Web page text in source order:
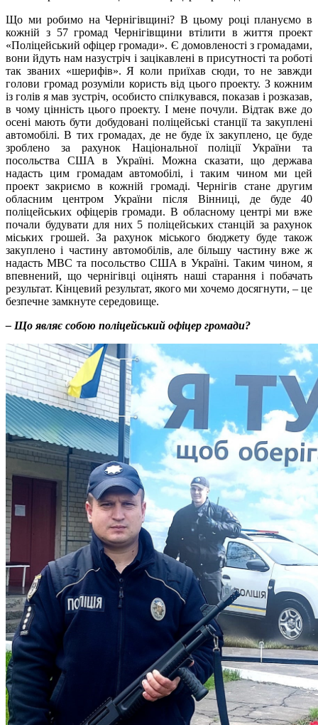
Що ми робимо на Чернігівщині? В цьому році плануємо в
кожній з 57 громад Чернігівщини втілити в життя проект
«Поліцейський офіцер громади». Є домовленості з громадами,
вони йдуть нам назустріч і зацікавлені в присутності та роботі
так званих «шерифів». Я коли приїхав сюди, то не завжди
голови громад розуміли користь від цього проекту. З кожним
із голів я мав зустріч, особисто спілкувався, показав і розказав,
в чому цінність цього проекту. І мене почули. Відтак вже до
осені мають бути добудовані поліцейські станції та закуплені
автомобілі. В тих громадах, де не буде їх закуплено, це буде
зроблено за рахунок Національної поліції України та
посольства США в Україні. Можна сказати, що держава
надасть цим громадам автомобілі, і таким чином ми цей
проект закриємо в кожній громаді. Чернігів стане другим
обласним центром України після Вінниці, де буде 40
поліцейських офіцерів громади. В обласному центрі ми вже
почали будувати для них 5 поліцейських станцій за рахунок
міських грошей. За рахунок міського бюджету буде також
закуплено і частину автомобілів, але більшу частину вже ж
надасть МВС та посольство США в Україні. Таким чином, я
впевнений, що чернігівці оцінять наші старання і побачать
результат. Кінцевий результат, якого ми хочемо досягнути, – це
безпечне замкнуте середовище.
– Що являє собою поліцейський офіцер громади?